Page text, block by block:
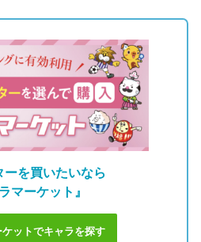
ーを買いたいなら
マーケット』
ットでキャラを探す